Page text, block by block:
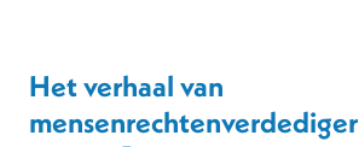
Het verhaal van